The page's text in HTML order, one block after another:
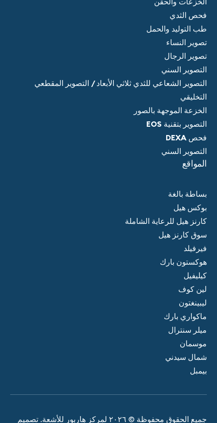
فحص الثدي
طب التوليد والحمل
تصوير النساء
تصوير الرجال
التصوير السني
التصوير الشعاعي للثدي ثلاثي الأبعاد / التصوير المقطعي
التخليقي
الخزعة الموجهة بالصور
التصوير بتقنية EOS
فحص DEXA
التصوير السني
المواقع
بساطة بالغة
بوكس هيل
كارنز هيل للرعاية الشاملة
سوق كارنز هيل
فيرفيلد
هوكستون بارك
كيليفيل
لين كوف
ليبينغتون
ماكواري بارك
ميلر سنترال
موسمان
شمال سيدني
بيمبل
جميع الحقوق محفوظة © ٢٠٢٦ لمركز هاربور للأشعة. تصميم